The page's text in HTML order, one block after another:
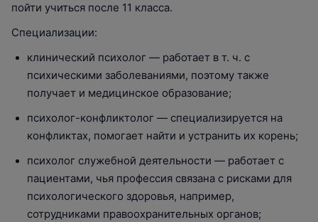
пойти учиться после 11 класса.
Специализации:
клинический психолог — работает в т. ч. с
психическими заболеваниями, поэтому также
получает и медицинское образование;
психолог-конфликтолог — специализируется на
конфликтах, помогает найти и устранить их корень;
психолог служебной деятельности — работает с
пациентами, чья профессия связана с рисками для
психологического здоровья, например,
сотрудниками правоохранительных органов;